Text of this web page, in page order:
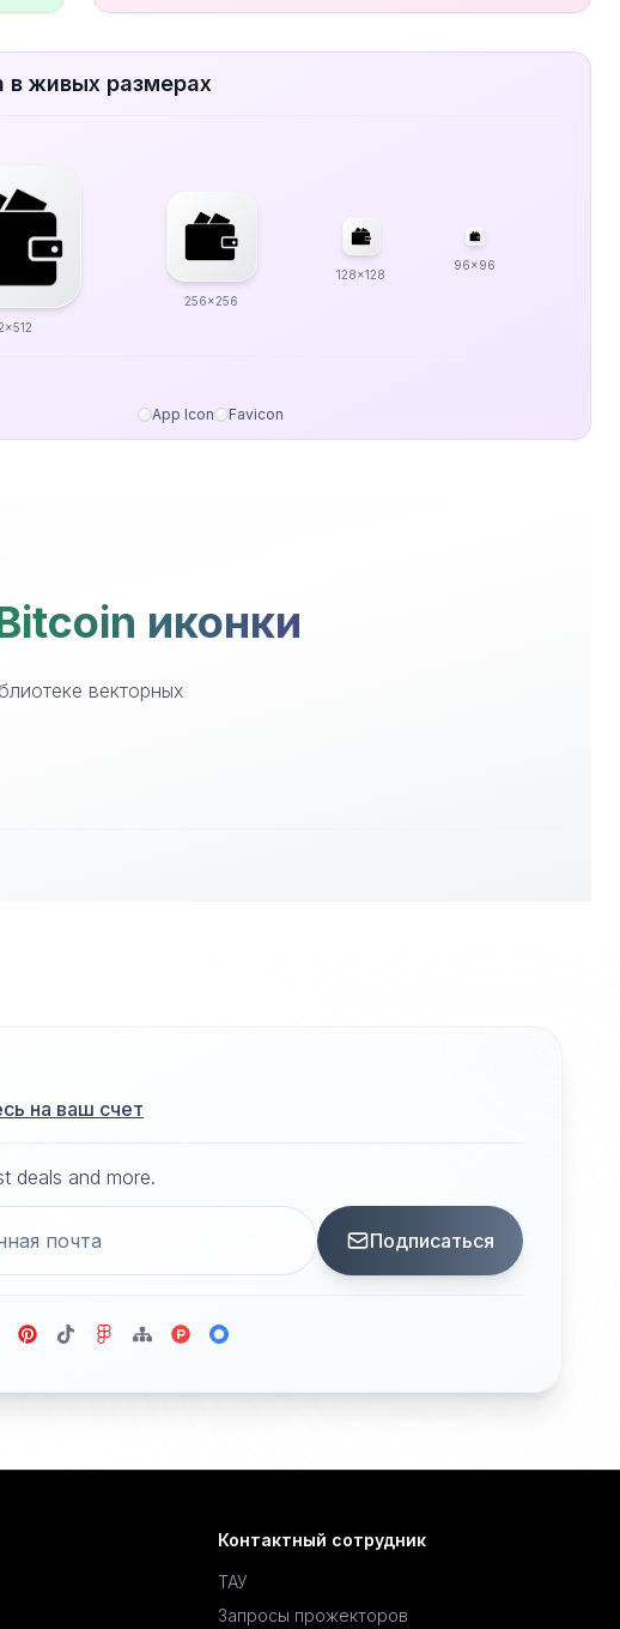
в живых размерах
256x256
128x128
96x96
App Icon Favicon
иконки
векторных
на ваш счет
deals and more.
Подписаться
Контактный сотрудник
ТАУ
Запросы прожекторов